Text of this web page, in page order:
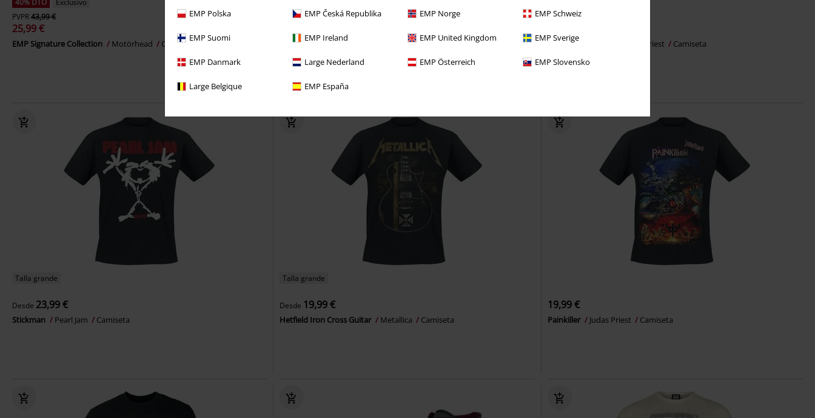
EMP Polska EMP Česká Republika EMP Norge EMP Schweiz
EMP Suomi EMP Ireland EMP United Kingdom EMP Sverige
EMP Danmark Large Nederland EMP Österreich EMP Slovensko
Large Belgique EMP España
40% DTO
Exclusivo
PVPR43,99 €
25,99 €
EMP Signature Collection Motörhead Camiseta Kill 'Em All Metallica Camisetas ringer Defenders Blowup Judas Priest Camiseta
Talla grande
Desde 23,99 €
Stickman Pearl Jam Camiseta
Talla grande
Desde 19,99 €
Hetfield Iron Cross Guitar Metallica Camiseta
19,99 €
Painkiller Judas Priest Camiseta